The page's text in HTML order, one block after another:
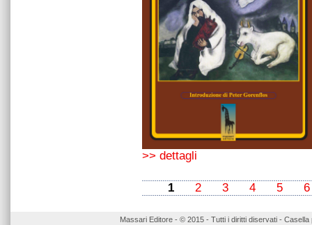
>> dettagli
1 2 3 4 5 6
Massari Editore - © 2015 - Tutti i diritti diservati -